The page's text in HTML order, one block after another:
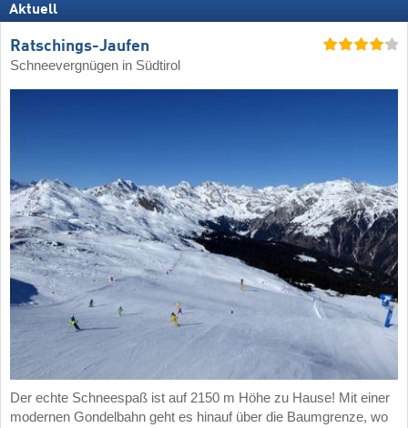
Aktuell
Ratschings-Jaufen
Schneevergnügen in Südtirol
Der echte Schneespaß ist auf 2150 m Höhe zu Hause! Mit einer
modernen Gondelbahn geht es hinauf über die Baumgrenze, wo